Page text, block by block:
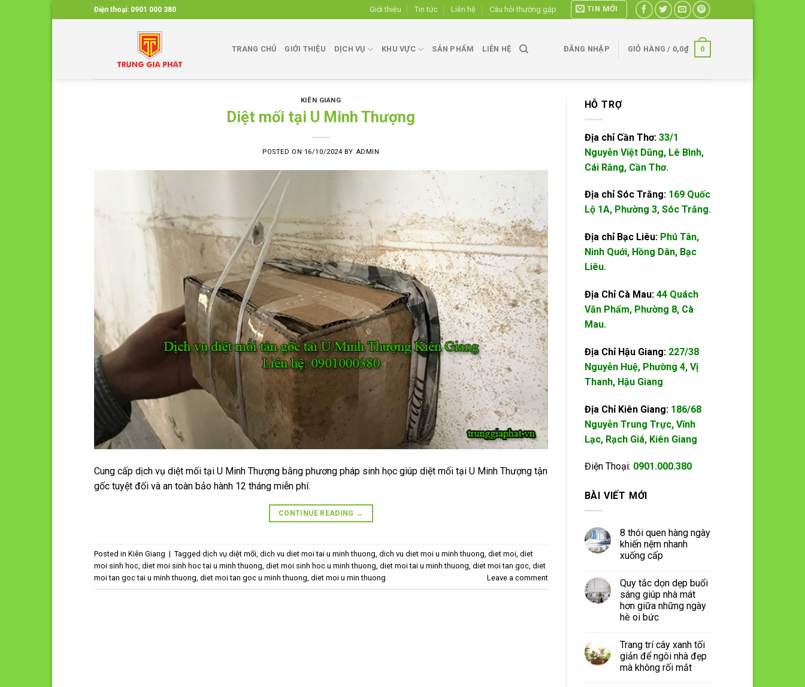
to
Điện thoại: 0901 000 380 Giới thiệu Tin tức Liên hệ Câu hỏi thường gặp TIN MỚI
TRANG CHỦ GIỚI THIỆU DỊCH VỤ KHU VỰC SẢN PHẨM LIÊN HỆ ĐĂNG NHẬP GIỎ HÀNG / 0,0₫ 0
KIÊN GIANG
Diệt mối tại U Minh Thượng
POSTED ON 16/10/2024 BY ADMIN
Cung cấp dịch vụ diệt mối tại U Minh Thượng bằng phương pháp sinh học giúp diệt mối tại U Minh Thượng tận
gốc tuyệt đối và an toàn bảo hành 12 tháng miễn phí.
CONTINUE READING →
Posted in Kiên Giang | Tagged dịch vụ diệt mối, dich vu diet moi tai u minh thuong, dich vu diet moi u minh thuong, diet moi, diet
moi sinh hoc, diet moi sinh hoc tai u minh thuong, diet moi sinh hoc u minh thuong, diet moi tai u minh thuong, diet moi tan goc, diet
moi tan goc tai u minh thuong, diet moi tan goc u minh thuong, diet moi u min thuong Leave a comment
HỖ TRỢ
Địa chỉ Cần Thơ: 33/1
Nguyễn Việt Dũng, Lê Bình,
Cái Răng, Cần Thơ.
Địa chỉ Sóc Trăng: 169 Quốc
Lộ 1A, Phường 3, Sóc Trăng.
Địa chỉ Bạc Liêu: Phú Tân,
Ninh Quới, Hồng Dân, Bạc
Liêu.
Địa Chỉ Cà Mau: 44 Quách
Văn Phẩm, Phường 8, Cà
Mau.
Địa Chỉ Hậu Giang: 227/38
Nguyễn Huệ, Phường 4, Vị
Thanh, Hậu Giang
Địa Chỉ Kiên Giang: 186/68
Nguyễn Trung Trực, Vĩnh
Lạc, Rạch Giá, Kiên Giang
Điện Thoại: 0901.000.380
BÀI VIẾT MỚI
8 thói quen hàng ngày
khiến nệm nhanh
xuống cấp
Quy tắc dọn dẹp buổi
sáng giúp nhà mát
hơn giữa những ngày
hè oi bức
Trang trí cây xanh tối
giản để ngôi nhà đẹp
mà không rối mắt